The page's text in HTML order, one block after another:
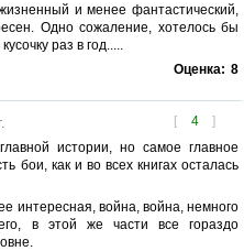
и менее фантастический,
Одно сожаление, хотелось бы
раз в год.....
Оценка: 8
[ 4 ]
истории, но самое главное
бои, как и во всех книгах осталась
интересная, война, война, немного
в этой же части все гораздо